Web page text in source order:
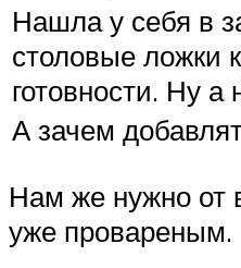
Нашла у себя в
столовые ложки
готовности. Ну
А зачем
Нам же нужно от
уже провареным.